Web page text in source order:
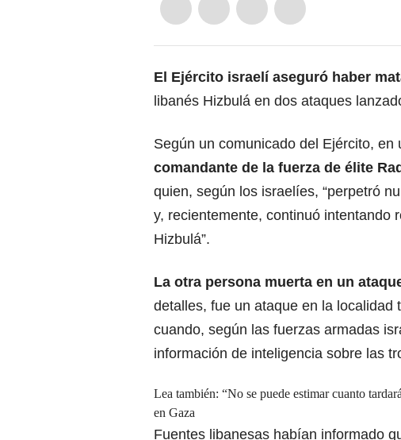
El Ejército israelíaseguró haber
libanés Hizbulá en dos ataques
Según un comunicado del Ejército,
comandante de la fuerza de élite
quien, según los israelíes, “perpetró
y, recientemente, continuó intentando
Hizbulá”.
La otra persona muerta en un
detalles, fue un ataque en la localidad
cuando, según las fuerzas armadas
información de inteligencia sobre las
Lea también: “No se puede estimar cuanto
en Gaza
Fuentes libanesas habían informado